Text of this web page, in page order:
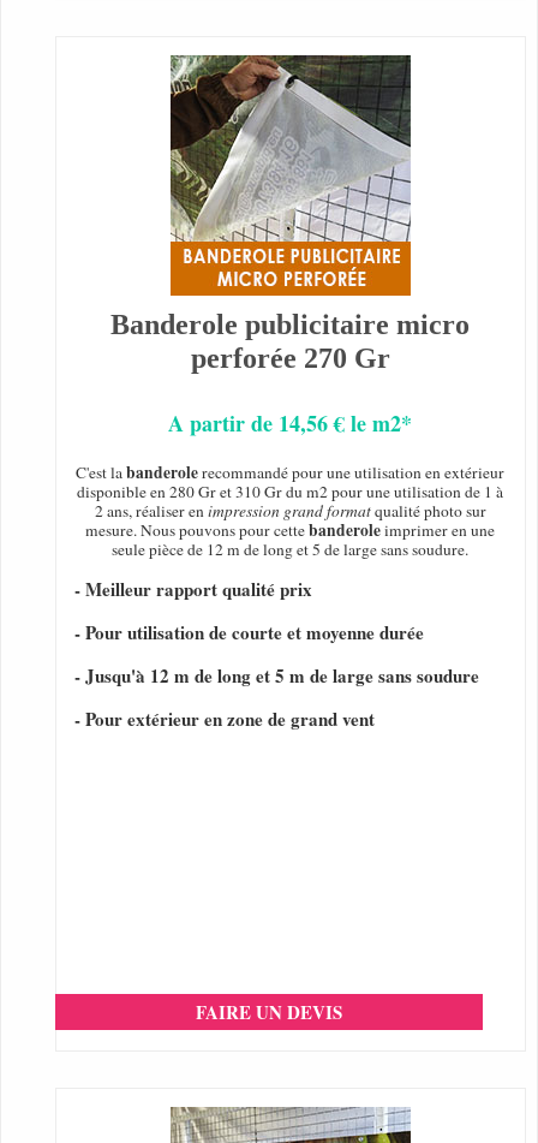
Banderole publicitaire micro
perforée 270 Gr
A partir de 14,56 € le m2*
C'est labanderolerecommandé pour une utilisation en extérieur
disponible en 280 Gr et 310 Gr du m2 pour une utilisation de 1 à
2 ans, réaliser enimpression grand formatqualité photo sur
mesure. Nous pouvons pour cettebanderoleimprimer en une
seule pièce de 12 m de long et 5 de large sans soudure.
- Meilleur rapport qualité prix
- Pour utilisation de courte et moyenne durée
- Jusqu'à 12 m de long et 5 m de large sans soudure
- Pour extérieur en zone de grand vent
FAIRE UN DEVIS